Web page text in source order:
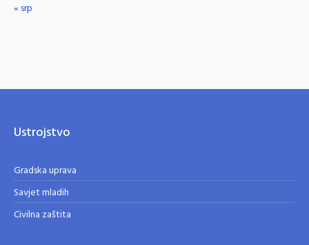
« srp
Ustrojstvo
Gradska uprava
Savjet mladih
Civilna zaštita